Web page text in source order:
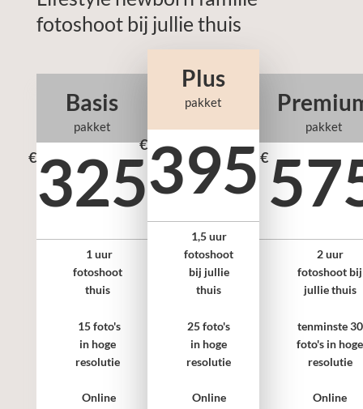
fotoshoot bij jullie thuis
Basis
pakket
€325
1 uur
fotoshoot
thuis
15 foto's
in hoge
resolutie
Online
Plus
pakket
€395
1,5 uur
fotoshoot
bij jullie
thuis
25 foto's
in hoge
resolutie
Online
pakket
€
2 uur
fotoshoot bij
jullie thuis
tenminste 30
foto's in hoge
resolutie
Online